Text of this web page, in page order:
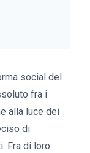
social del
fra i
alla luce dei
di
Fra di loro